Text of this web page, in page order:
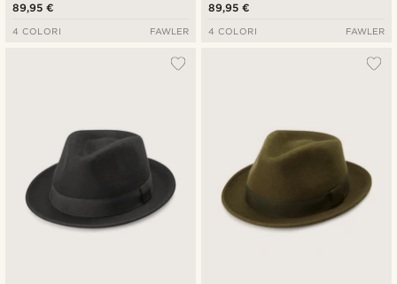
89,95 €
4 COLORI FAWLER
89,95 €
4 COLORI FAWLER